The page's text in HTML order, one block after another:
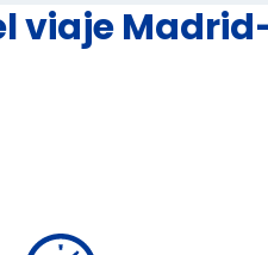
viaje